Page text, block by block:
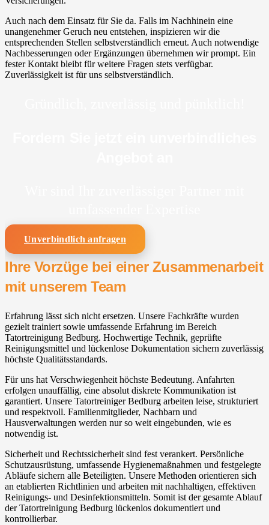
Auch nach dem Einsatz für Sie da. Falls im Nachhinein eine
unangenehmer Geruch neu entstehen, inspizieren wir die
entsprechenden Stellen selbstverständlich erneut. Auch notwendige
Nachbesserungen oder Ergänzungen übernehmen wir prompt. Ein
fester Kontakt bleibt für weitere Fragen stets verfügbar.
Zuverlässigkeit ist für uns selbstverständlich.
Unverbindlich anfragen
Ihre Vorzüge bei einer Zusammenarbeit
mit unserem Team
Erfahrung lässt sich nicht ersetzen. Unsere Fachkräfte wurden
gezielt trainiert sowie umfassende Erfahrung im Bereich
Tatortreinigung Bedburg. Hochwertige Technik, geprüfte
Reinigungsmittel und lückenlose Dokumentation sichern zuverlässig
höchste Qualitätsstandards.
Für uns hat Verschwiegenheit höchste Bedeutung. Anfahrten
erfolgen unauffällig, eine absolut diskrete Kommunikation ist
garantiert. Unsere Tatortreiniger Bedburg arbeiten leise, strukturiert
und respektvoll. Familienmitglieder, Nachbarn und
Hausverwaltungen werden nur so weit eingebunden, wie es
notwendig ist.
Sicherheit und Rechtssicherheit sind fest verankert. Persönliche
Schutzausrüstung, umfassende Hygienemaßnahmen und festgelegte
Abläufe sichern alle Beteiligten. Unsere Methoden orientieren sich
an etablierten Richtlinien und arbeiten mit nachhaltigen, effektiven
Reinigungs- und Desinfektionsmitteln. Somit ist der gesamte Ablauf
der Tatortreinigung Bedburg lückenlos dokumentiert und
kontrollierbar.